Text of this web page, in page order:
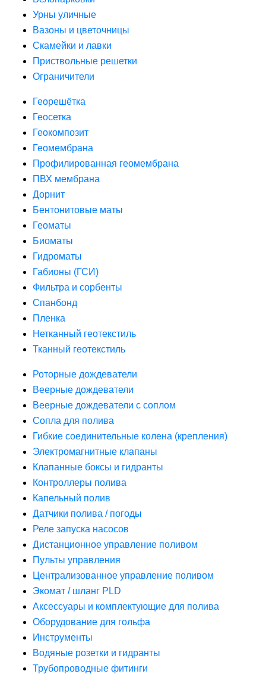
Урны уличные
Вазоны и цветочницы
Скамейки и лавки
Приствольные решетки
Ограничители
Георешётка
Геосетка
Геокомпозит
Геомембрана
Профилированная геомембрана
ПВХ мембрана
Дорнит
Бентонитовые маты
Геоматы
Биоматы
Гидроматы
Габионы (ГСИ)
Фильтра и сорбенты
Спанбонд
Пленка
Нетканный геотекстиль
Тканный геотекстиль
Роторные дождеватели
Веерные дождеватели
Веерные дождеватели с соплом
Сопла для полива
Гибкие соединительные колена (крепления)
Электромагнитные клапаны
Клапанные боксы и гидранты
Контроллеры полива
Капельный полив
Датчики полива / погоды
Реле запуска насосов
Дистанционное управление поливом
Пульты управления
Централизованное управление поливом
Экомат / шланг PLD
Аксессуары и комплектующие для полива
Оборудование для гольфа
Инструменты
Водяные розетки и гидранты
Трубопроводные фитинги